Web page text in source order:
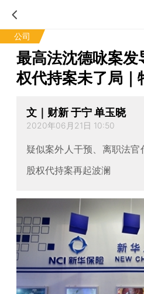
公司
最高法沈德咏案
权代持案未了局｜
文｜财新 于宁 单玉晓
2020年06月21日 10:50
疑似案外人干预、离职法
股权代持案再起波澜